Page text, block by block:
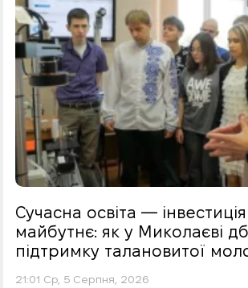
Сучасна освіта —
майбутнє: як у Миколаєві
підтримку талановитої
21:01 Ср, 5 Серпня, 2026